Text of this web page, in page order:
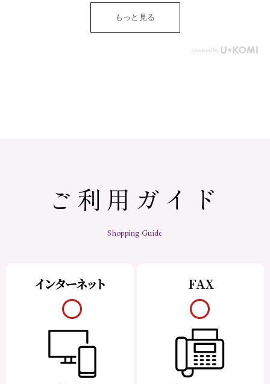
もっと見る
ご利用ガイド
Shopping Guide